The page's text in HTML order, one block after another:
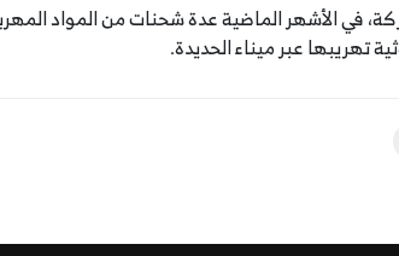
في الأشهر الماضية عدة شحنات من المواد
تهريبها عبر ميناء الحديدة.